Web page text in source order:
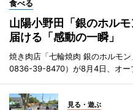
食べる
山陽小野田「銀のホル
届ける「感動の一瞬」
焼き肉店「七輪焼肉 銀のホルモ
0836-39-8470）が8月4日、オー
見る・遊ぶ